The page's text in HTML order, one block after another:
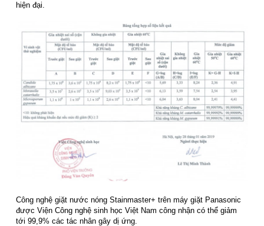
hiện đại.
Công nghệ giặt nước nóng Stainmaster+ trên máy giặt Panasonic
được Viện Công nghệ sinh học Việt Nam công nhận có thể giảm
tới 99,9% các tác nhân gây dị ứng.